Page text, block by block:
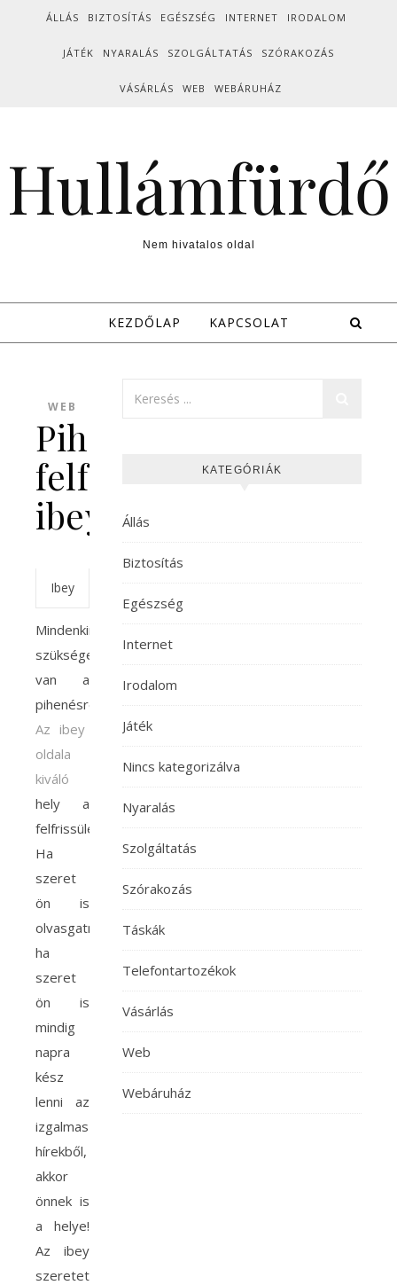
Skip to content
ÁLLÁS BIZTOSÍTÁS EGÉSZSÉG INTERNET IRODALOM
JÁTÉK NYARALÁS SZOLGÁLTATÁS SZÓRAKOZÁS
VÁSÁRLÁS WEB WEBÁRUHÁZ
Hullámfürdő
Nem hivatalos oldal
KEZDŐLAP KAPCSOLAT
WEB
Pihenés,
felfrissülés,
ibey!
Ibey
Mindenkinek
szüksége
van a
pihenésre!
Az ibey
oldala
kiváló
hely a
felfrissülésre!
Ha
szeret
ön is
olvasgatni,
ha
szeret
ön is
mindig
napra
kész
lenni az
izgalmas
hírekből,
akkor
önnek is
a helye!
Az ibey
szeretettel
KATEGÓRIÁK
Állás
Biztosítás
Egészség
Internet
Irodalom
Játék
Nincs kategorizálva
Nyaralás
Szolgáltatás
Szórakozás
Táskák
Telefontartozékok
Vásárlás
Web
Webáruház